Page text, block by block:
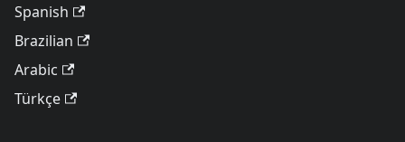
Spanish
Brazilian
Arabic
Türkçe